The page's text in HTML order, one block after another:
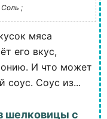
Соль ;
мяса
его вкус,
И что может
соус. Соус из...
шелковицы с